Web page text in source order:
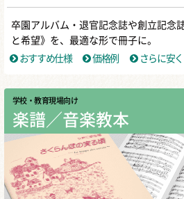
卒園アルバム・退官記念誌や創立記念
と希望》を、最適な形で冊子に。
おすすめ仕様
価格例 さらに安く
学校・教育現場向け
楽譜／音楽教本